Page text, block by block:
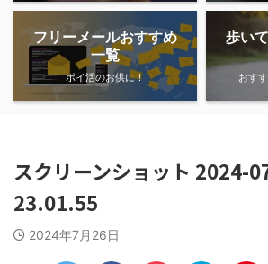
フリーメールおすすめ
一覧
ポイ活のお供に！
歩い
おす
スクリーンショット 2024-
23.01.55
2024年7月26日